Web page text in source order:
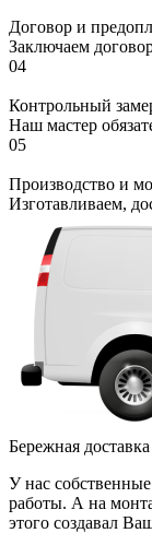
Договор и
Заключаем
04
Контрольный
Наш мастер
05
Производство и
Изготавливаем,
Бережная
У нас
работы. А на
этого создавал